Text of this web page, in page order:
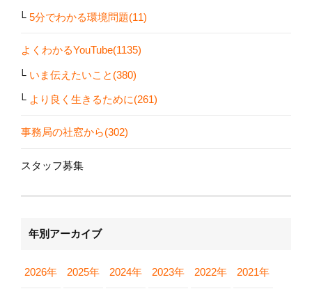
5分でわかる環境問題(11)
よくわかるYouTube(1135)
いま伝えたいこと(380)
より良く生きるために(261)
事務局の社窓から(302)
スタッフ募集
年別アーカイブ
2026年 2025年 2024年 2023年 2022年 2021年